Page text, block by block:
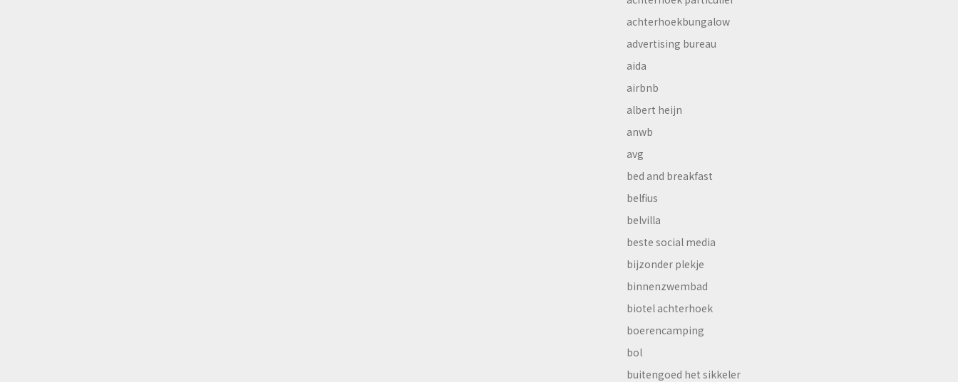
achterhoekbungalow
advertising bureau
aida
airbnb
albert heijn
anwb
avg
bed and breakfast
belfius
belvilla
beste social media
bijzonder plekje
binnenzwembad
biotel achterhoek
boerencamping
bol
buitengoed het sikkeler